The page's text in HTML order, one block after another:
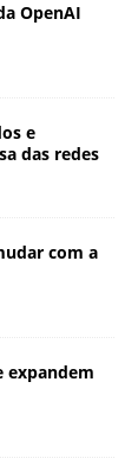
OpenAI
e
das redes
com a
expandem